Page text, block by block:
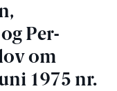
Per-
om
1975 nr.